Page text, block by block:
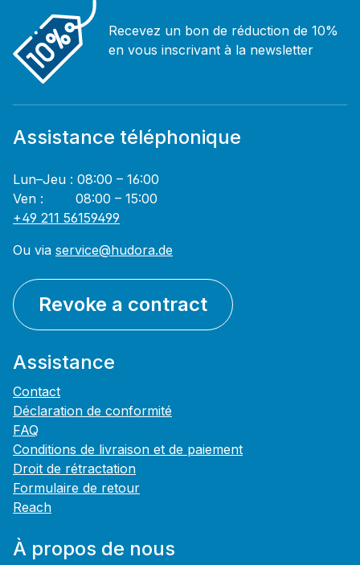
Recevez un bon de réduction de 10%
en vous inscrivant à la newsletter
Assistance téléphonique
Lun–Jeu : 08:00 – 16:00
Ven : 08:00 – 15:00
+49 211 56159499
Ou via service@hudora.de
Revoke a contract
Assistance
Contact
Déclaration de conformité
FAQ
Conditions de livraison et de paiement
Droit de rétractation
Formulaire de retour
Reach
À propos de nous